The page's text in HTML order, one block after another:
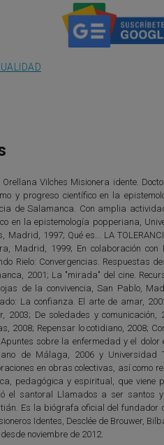
Orellana Vilches Misionera idente.
y progreso científico en la
de Salamanca. Con amplia
en la epistemología popperiana,
Madrid, 1997; Qué es... LA
Madrid, 1999; En colaboración
Rielo: Convergencias. Respuestas
2001; La "mirada" del cine.
de la convivencia, San Pablo,
La confianza. El arte de amar,
2003; De soledades y
2008; Repensar lo cotidiano, 2008;
sobre la enfermedad y el
de Málaga, 2006 y Universidad
en obras colectivas, así como
pedagógica y espiritual, que viene
el santoral Llamados a ser santos
Es la biógrafa oficial del fundador
Identes, Desclée de Brouwer,
desde noviembre de 2012.